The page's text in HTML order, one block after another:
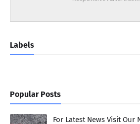
Labels
Popular Posts
For Latest News Visit Our